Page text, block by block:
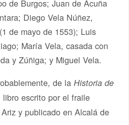
de Burgos; Juan de Acuña
Diego Vela Núñez,
de mayo de 1553); Luis
María Vela, casada con
y Zúñiga; y Miguel Vela.
de laHistoria de
libro escrito por el fraile
y publicado en Alcalá de